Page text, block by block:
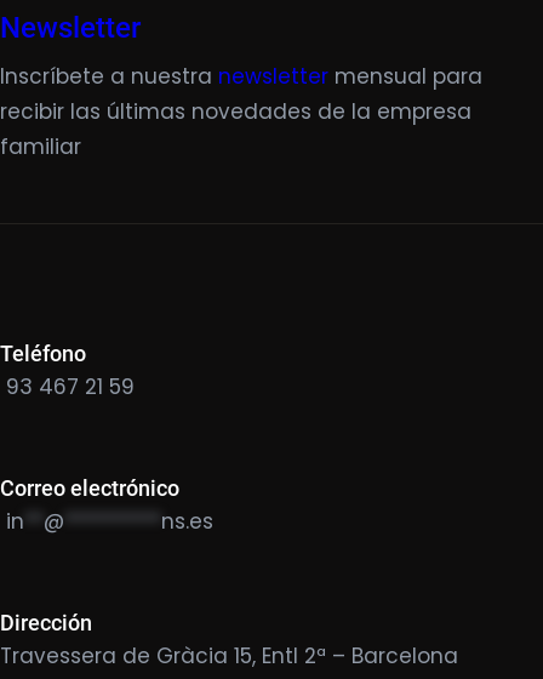
Newsletter
Inscríbete a nuestra newsletter mensual para
recibir las últimas novedades de la empresa
familiar
Teléfono
93 467 21 59
Correo electrónico
in @ ns.es
Dirección
Travessera de Gràcia 15, Entl 2ª – Barcelona